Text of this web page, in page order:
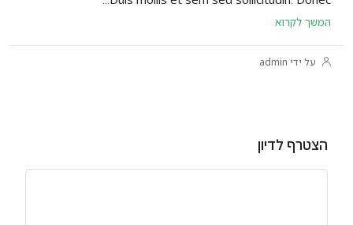
המשך לקרוא
על ידי admin
הצטרף לדיון